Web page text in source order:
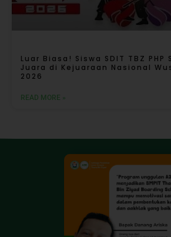
Luar Biasa! Siswa SDIT TBZ
Juara di Kejuaraan Nasional
2026
READ MORE »